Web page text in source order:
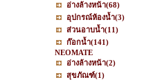
อ่างล้างหน้า(68)
อุปกรณ์ห้องน้ำ(3)
ส่วนอาบน้ำ(11)
ก๊อกน้ำ(141)
NEOMATE
อ่างล้างหน้า(2)
สุขภัณฑ์(1)